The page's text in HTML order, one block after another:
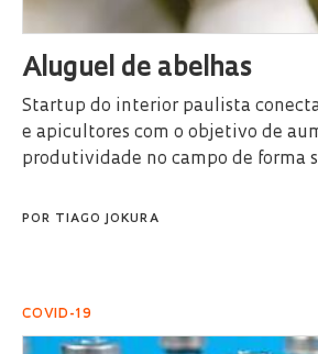
Aluguel de abelhas
Startup do interior paulista
e apicultores com o objetivo de
produtividade no campo de forma
POR TIAGO JOKURA
COVID-19